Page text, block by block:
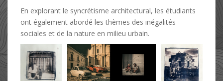
En explorant le syncrétisme architectural, les étudiants
ont également abordé les thèmes des inégalités
sociales et de la nature en milieu urbain.